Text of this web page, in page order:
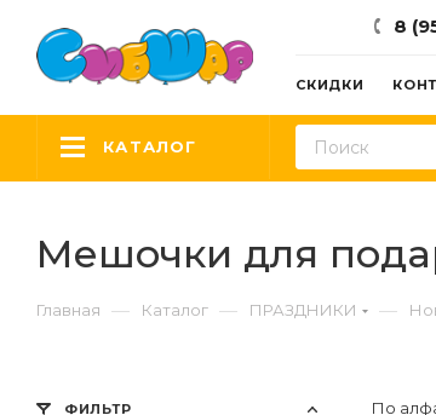
8
СКИДКИ
КАТАЛОГ
Мешочки для
Главная — Каталог — ПРАЗДНИКИ —
По
ФИЛЬТР